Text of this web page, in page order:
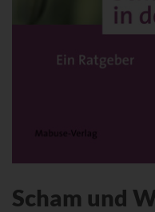
Scham und